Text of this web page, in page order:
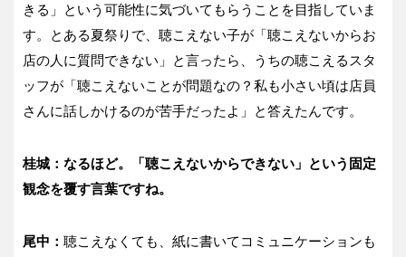
きる」という可能性に気づいてもらうことを目指していま
す。とある夏祭りで、聴こえない子が「聴こえないからお
店の人に質問できない」と言ったら、うちの聴こえるスタ
ッフが「聴こえないことが問題なの？私も小さい頃は店員
さんに話しかけるのが苦手だったよ」と答えたんです。
桂城：なるほど。「聴こえないからできない」という固定
観念を覆す言葉ですね。
尾中： 聴こえなくても、紙に書いてコミュニケーションも